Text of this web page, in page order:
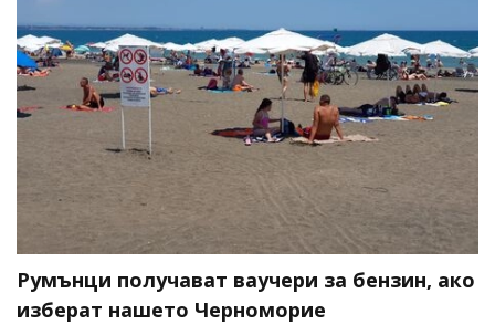
Румънци получават ваучери за бензин, ако
изберат нашето Черноморие